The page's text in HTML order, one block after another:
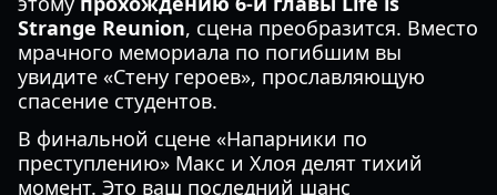
Strange Reunion, сцена преобразится. Вместо
мрачного мемориала по погибшим вы
увидите «Стену героев», прославляющую
спасение студентов.
В финальной сцене «Напарники по
преступлению» Макс и Хлоя делят тихий
момент. Это ваш последний шанс